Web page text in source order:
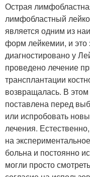
Острая
лимфобластный
является одним из
форм лейкемии, и
диагностировано у
проведено лечение
трансплантации
возвращалась. В
поставлена перед
или испробовать
лечения.
на
больна и постоянно
могли просто